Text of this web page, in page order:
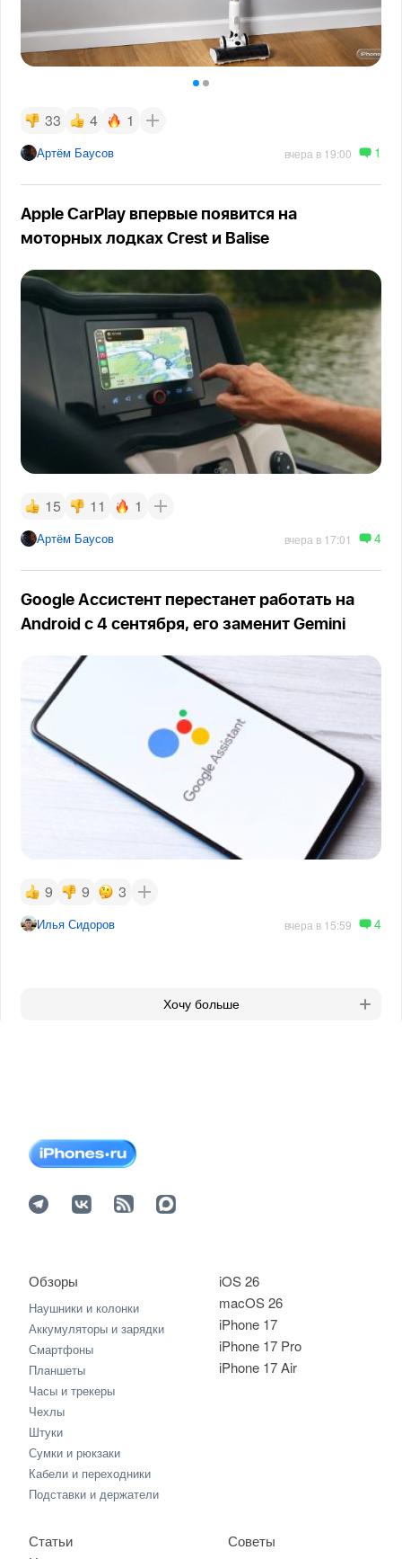
33 4 1
Артём Баусов вчера в 19:00 1
Apple CarPlay впервые появится на
моторных лодках Crest и Balise
15 11 1
Артём Баусов вчера в 17:01 4
Google Ассистент перестанет работать на
Android с 4 сентября, его заменит Gemini
9 9 3
Илья Сидоров вчера в 15:59 4
Хочу больше
iOS 26
macOS 26
iPhone 17
iPhone 17 Pro
iPhone 17 Air
Обзоры
Наушники и колонки
Аккумуляторы и зарядки
Смартфоны
Планшеты
Часы и трекеры
Чехлы
Штуки
Сумки и рюкзаки
Кабели и переходники
Подставки и держатели
Статьи
Советы